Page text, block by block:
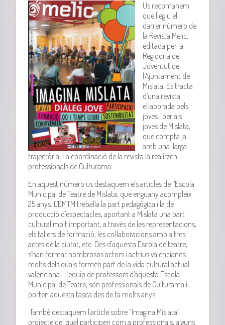
Us recomanem
que llegiu el
darrer número de
la Revista Melic,
editada per la
Regidoria de
Joventut de
l’Ajuntament de
Mislata. Es tracta
d’una revista
el·laborada pels
joves i per als
joves de Mislata,
que compta ja
amb una llarga
trajectòria. La coordinació de la revista la realitzen
professionals de Culturama.
En aquest número us destaquem els articles de l’Escola
Municipal de Teatre de Mislata, que enguany acompleix
25 anys. L’EMTM treballa la part pedagógica i la de
producció d’espectacles, aportant a Mislata una part
cultural molt important, a través de les representacions,
els tallers de formació, les col·laboracions amb altres
actes de la ciutat, etc. Des d’aquesta Escola de teatre,
s’han format nombrosos actors i actrius valencianes,
molts dels quals formen part de la vida cultural actual
valenciana. L’equip de professors d’aquesta Escola
Municipal de Teatre, són professionals de Culturama i
porten aquesta tasca des de fa molts anys.
També destaquem l’article sobre “Imagina Mislata”,
projecte del qual participen com a professionals, alguns